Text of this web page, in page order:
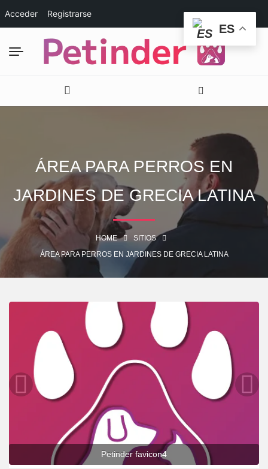
Acceder Registrarse
ÁREA PARA PERROS EN
JARDINES DE GRECIA LATINA
HOME
SITIOS
ÁREA PARA PERROS EN JARDINES DE GRECIA LATINA
Petinder favicon4
ES